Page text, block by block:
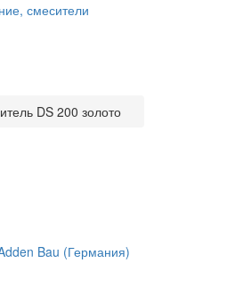
смесители
DS 200 золото
Bau (Германия)